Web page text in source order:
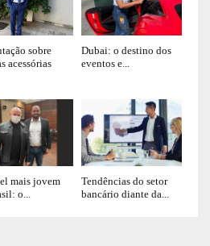
sobre
acessórias
Dubai: o destino dos
eventos e...
mais jovem
o...
Tendências do setor
bancário diante da...